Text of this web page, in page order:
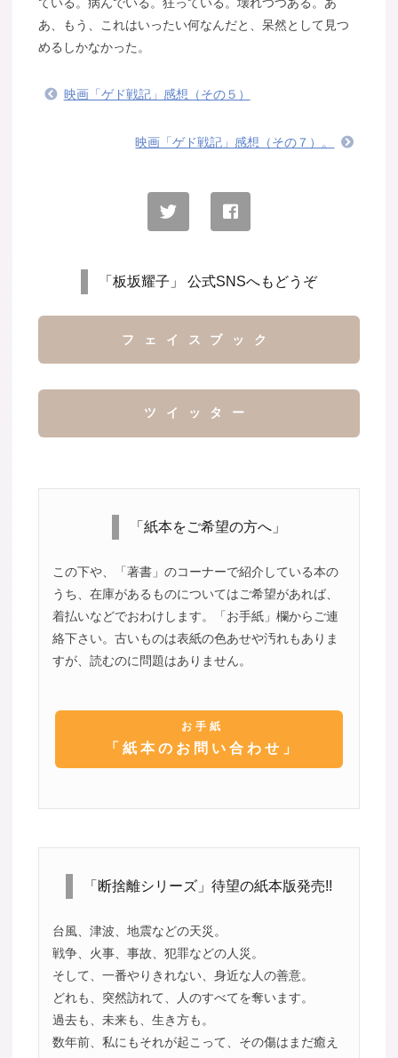
あ、もう、これはいったい何なんだと、呆然として見つ
めるしかなかった。
映画「ゲド戦記」感想（その５）
映画「ゲド戦記」感想（その７）。
「板坂耀子」 公式SNSへもどうぞ
フェイスブック
ツイッター
「紙本をご希望の方へ」
この下や、「著書」のコーナーで紹介している本の
うち、在庫があるものについてはご希望があれば、
着払いなどでおわけします。「お手紙」欄からご連
絡下さい。古いものは表紙の色あせや汚れもありま
すが、読むのに問題はありません。
お手紙
「紙本のお問い合わせ」
「断捨離シリーズ」待望の紙本版発売!!
台風、津波、地震などの天災。
戦争、火事、事故、犯罪などの人災。
そして、一番やりきれない、身近な人の善意。
どれも、突然訪れて、人のすべてを奪います。
過去も、未来も、生き方も。
数年前、私にもそれが起こって、その傷はまだ癒え